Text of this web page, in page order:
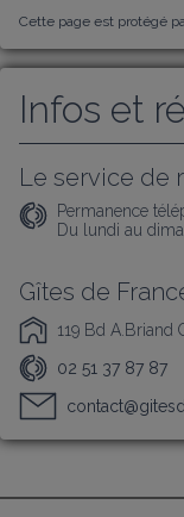
Cette page est protégé
Infos et
Le service de
Permanence
Du lundi au
Gîtes de
119 Bd A.Briand
02 51 37 87 87